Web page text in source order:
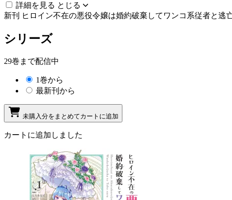
詳細を見る とじる
新刊
ヒロイン不在の悪役令嬢は婚約破棄してワンコ系従者と逃
シリーズ
29巻まで配信中
1巻から
最新刊から
未購入分をまとめてカートに追加
カートに追加しました